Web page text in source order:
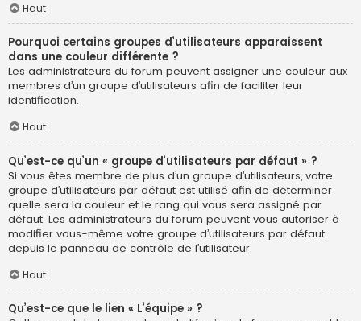
Haut
Pourquoi certains groupes d’utilisateurs apparaissent
dans une couleur différente ?
Les administrateurs du forum peuvent assigner une couleur aux
membres d’un groupe d’utilisateurs afin de faciliter leur
identification.
Haut
Qu’est-ce qu’un « groupe d’utilisateurs par défaut » ?
Si vous êtes membre de plus d’un groupe d’utilisateurs, votre
groupe d’utilisateurs par défaut est utilisé afin de déterminer
quelle sera la couleur et le rang qui vous sera assigné par
défaut. Les administrateurs du forum peuvent vous autoriser à
modifier vous-même votre groupe d’utilisateurs par défaut
depuis le panneau de contrôle de l’utilisateur.
Haut
Qu’est-ce que le lien « L’équipe » ?